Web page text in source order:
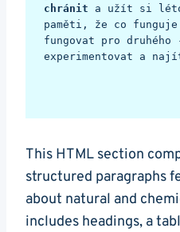
chránit a užít si léto
paměti, že co
fungovat pro
experimentovat a
This HTML section
structured paragraphs
about natural and
includes headings, a